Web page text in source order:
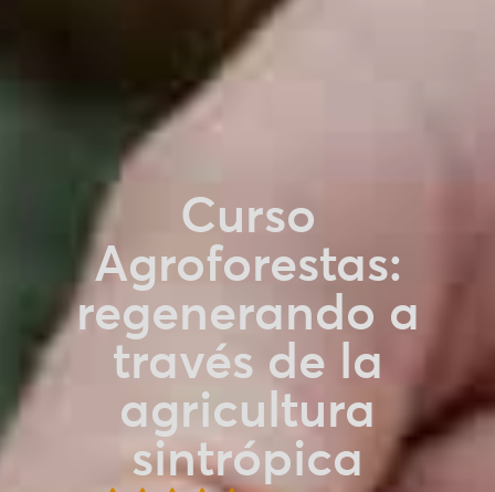
Curso
Agroforestas:
regenerando a
través de la
agricultura
sintrópica